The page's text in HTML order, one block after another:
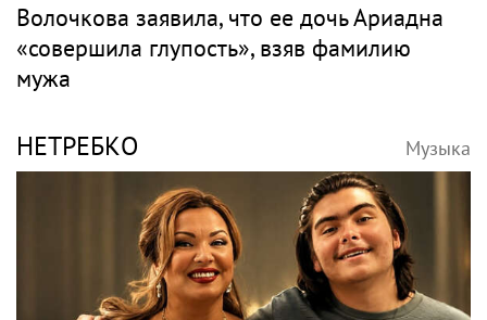
Волочкова заявила, что ее дочь Ариадна
«совершила глупость», взяв фамилию
мужа
НЕТРЕБКО Музыка